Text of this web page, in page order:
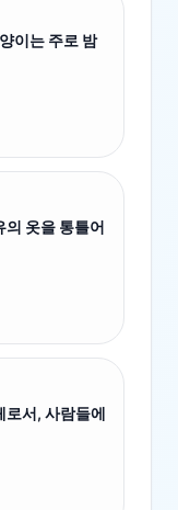
이는 주로 밤
의 옷을 통틀어
로서, 사람들에